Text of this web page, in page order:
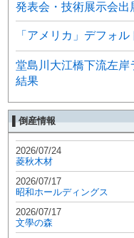
発表会・技術展示会出
「アメリカ」デフォ
堂島川大江橋下流左
結果
▌倒産情報
2026/07/24
菱秋木材
2026/07/17
昭和ホールディングス
2026/07/17
文學の森